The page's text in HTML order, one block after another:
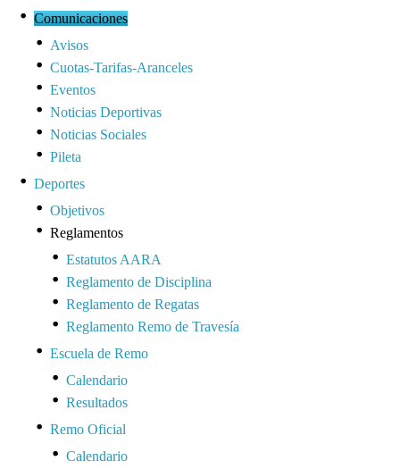
Comunicaciones
Avisos
Cuotas-Tarifas-Aranceles
Eventos
Noticias Deportivas
Noticias Sociales
Pileta
Deportes
Objetivos
Reglamentos
Estatutos AARA
Reglamento de Disciplina
Reglamento de Regatas
Reglamento Remo de Travesía
Escuela de Remo
Calendario
Resultados
Remo Oficial
Calendario